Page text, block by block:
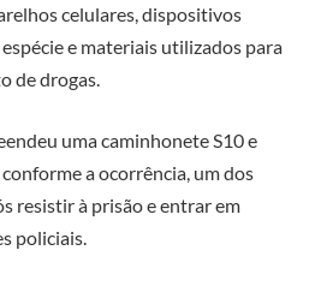
celulares, dispositivos
e materiais utilizados para
de drogas.
uma caminhonete S10 e
a ocorrência, um dos
resistir à prisão e entrar em
policiais.